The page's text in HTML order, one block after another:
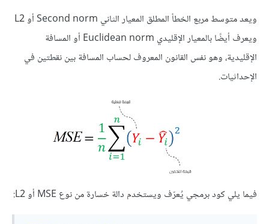
ويعد متوسط مربع الخطأ المطلق المعيار الثاني Second norm أو L2
ويعرف أيضًا بالمعيار الإقليدي Euclidean norm أو المسافة
الإقليدية، وهو نفس القانون المعروف لحساب المسافة بين نقطتين في
الإحداثيات.
فيما يلي كود برمجي يُعرّف ويستخدم دالة خسارة من نوع MSE أو L2: